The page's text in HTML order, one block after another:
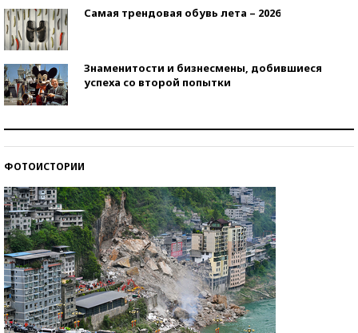
Самая трендовая обувь лета – 2026
Знаменитости и бизнесмены, добившиеся
успеха со второй попытки
ФОТОИСТОРИИ